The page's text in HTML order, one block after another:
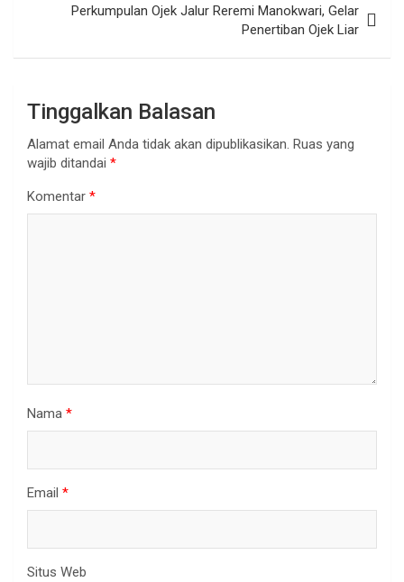
Perkumpulan Ojek Jalur Reremi Manokwari, Gelar
Penertiban Ojek Liar
Tinggalkan Balasan
Alamat email Anda tidak akan dipublikasikan. Ruas yang
wajib ditandai *
Komentar *
Nama *
Email *
Situs Web